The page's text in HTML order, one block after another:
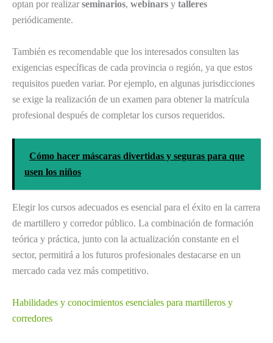
optan por realizar seminarios, webinars y talleres
periódicamente.
También es recomendable que los interesados consulten las
exigencias específicas de cada provincia o región, ya que estos
requisitos pueden variar. Por ejemplo, en algunas jurisdicciones
se exige la realización de un examen para obtener la matrícula
profesional después de completar los cursos requeridos.
Cómo hacer máscaras divertidas y seguras para que
usen los niños
Elegir los cursos adecuados es esencial para el éxito en la carrera
de martillero y corredor público. La combinación de formación
teórica y práctica, junto con la actualización constante en el
sector, permitirá a los futuros profesionales destacarse en un
mercado cada vez más competitivo.
Habilidades y conocimientos esenciales para martilleros y
corredores